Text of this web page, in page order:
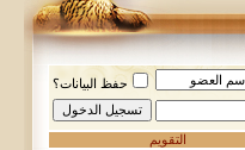
حفظ البيانات؟
التقويم